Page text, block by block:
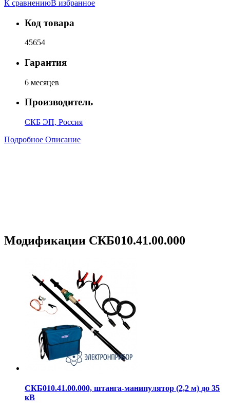
К сравнениюВ избранное
Код товара
45654
Гарантия
6 месяцев
Производитель
СКБ ЭП, Россия
Подробное Описание
Модификации СКБ010.41.00.000
СКБ010.41.00.000, штанга-манипулятор (2,2 м) до 35
кВ